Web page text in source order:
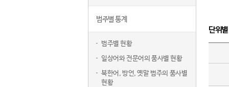
범주별 통계
범주별 현황
일상어와 전문어의 품사별 현황
북한어, 방언, 옛말 범주의 품사별
현황
단위